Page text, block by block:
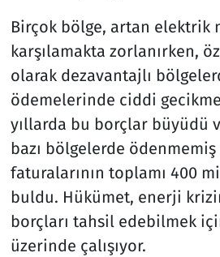
Birçok bölge, artan elektrik
karşılamakta zorlanırken,
olarak dezavantajlı
ödemelerinde ciddi
yıllarda bu borçlar büyüdü
bazı bölgelerde
faturalarının toplamı 400
buldu. Hükümet, enerji
borçları tahsil edebilmek
üzerinde çalışıyor.